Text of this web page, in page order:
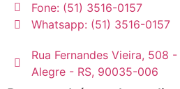
Fone: (51) 3516-0157
Whatsapp: (51) 3516-0157
Rua Fernandes Vieira, 508
Alegre - RS, 90035-006